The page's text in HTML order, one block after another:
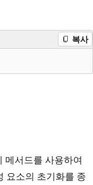
복사
서드를 사용하여
요소의 초기화를 종